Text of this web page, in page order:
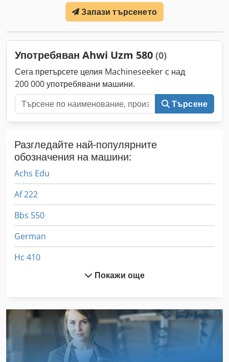
Запази търсенето
Употребяван Ahwi Uzm 580 (0)
Сега претърсете целия Machineseeker с над
200 000 употребявани машини.
Търсене
Разгледайте най-популярните
обозначения на машини:
Achs Edu
Af 222
Bbs 550
German
Hc 410
Вдигане На Рамка
Вид Автомобил
Покажи още